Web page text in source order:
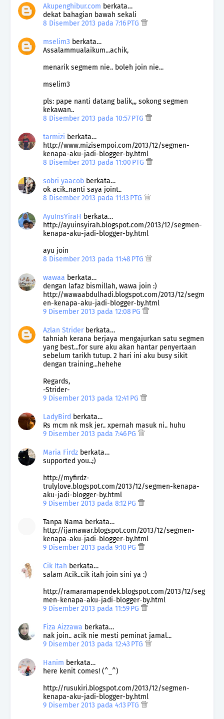
Akupenghibur.com berkata…
dekat bahagian bawah sekali
8 Disember 2013 pada 7:16 PTG
mselim3 berkata…
Assalammualaikum...achik,
menarik segmem nie.. boleh join nie...
mselim3
pls: pape nanti datang balik,,, sokong segmen
kekawan..
8 Disember 2013 pada 10:57 PTG
tarmizi berkata…
http://www.mizisempoi.com/2013/12/segmen-
kenapa-aku-jadi-blogger-by.html
8 Disember 2013 pada 11:00 PTG
sobri yaacob berkata…
ok acik..nanti saya joint..
8 Disember 2013 pada 11:13 PTG
AyuInsYiraH berkata…
http://ayuinsyirah.blogspot.com/2013/12/segmen-
kenapa-aku-jadi-blogger-by.html
ayu join
8 Disember 2013 pada 11:48 PTG
wawaa berkata…
dengan lafaz bismillah, wawa join :)
http://wawaabdulhadi.blogspot.com/2013/12/segm
en-kenapa-aku-jadi-blogger-by.html
9 Disember 2013 pada 12:08 PG
Azlan Striderberkata…
tahniah kerana berjaya mengajurkan satu segmen
yang best...for sure aku akan hantar penyertaan
sebelum tarikh tutup. 2 hari ini aku busy sikit
dengan training...hehehe
Regards,
-Strider-
9 Disember 2013 pada 12:41 PG
LadyBird berkata…
Rs mcm nk msk jer.. xpernah masuk ni.. huhu
9 Disember 2013 pada 7:46 PG
Maria Firdz berkata…
supported you..;)
http://myfirdz-
trulylove.blogspot.com/2013/12/segmen-kenapa-
aku-jadi-blogger-by.html
9 Disember 2013 pada 8:12 PG
Tanpa Nama berkata…
http://ijamawar.blogspot.com/2013/12/segmen-
kenapa-aku-jadi-blogger-by.html
9 Disember 2013 pada 9:10 PG
Cik Itah berkata…
salam Acik..cik itah join sini ya :)
http://ramaramapendek.blogspot.com/2013/12/seg
men-kenapa-aku-jadi-blogger-by.html
9 Disember 2013 pada 11:59 PG
Fiza Aizzawa berkata…
nak join.. acik nie mesti peminat jamal...
9 Disember 2013 pada 12:43 PTG
Hanim berkata…
here kenit comes! (^_^)
http://rusukiri.blogspot.com/2013/12/segmen-
kenapa-aku-jadi-blogger-by.html
9 Disember 2013 pada 4:13 PTG